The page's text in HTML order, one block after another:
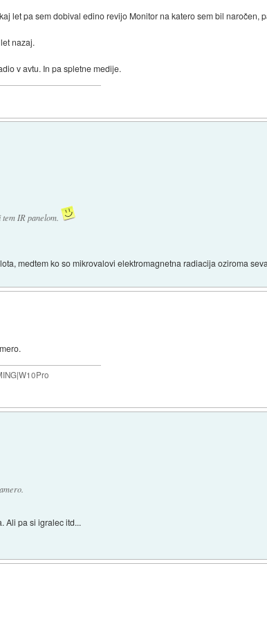
let pa sem dobival edino revijo Monitor na katero sem bil naročen,
nazaj.
v avtu. In pa spletne medije.
IR panelom.
medtem ko so mikrovalovi elektromagnetna radiacija oziroma
Ali pa si igralec itd...